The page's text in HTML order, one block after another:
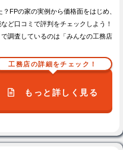
FPの家の実例から価格面をはじめ、
ど口コミで評判をチェックしよう！
調査しているのは「みんなの工務店
工務店の詳細をチェック！
もっと詳しく見る